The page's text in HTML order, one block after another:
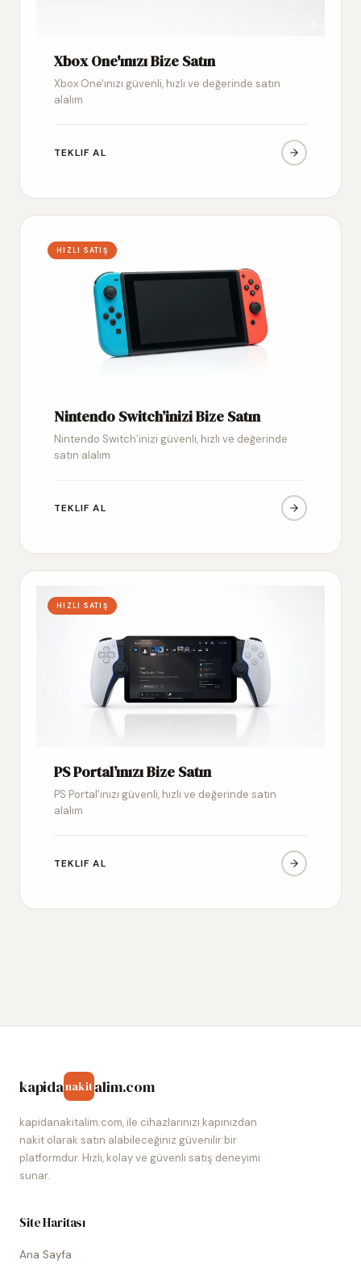
Xbox One'ınızı Bize Satın
Xbox One'ınızı güvenli, hızlı ve değerinde satın
alalım
TEKLIF AL
HIZLI SATIŞ
Nintendo Switch’inizi Bize Satın
Nintendo Switch’inizi güvenli, hızlı ve değerinde
satın alalım
TEKLIF AL
HIZLI SATIŞ
PS Portal’ınızı Bize Satın
PS Portal’ınızı güvenli, hızlı ve değerinde satın
alalım
TEKLIF AL
kapidanakitalim.com
kapidanakitalim.com, ile cihazlarınızı kapınızdan
nakit olarak satın alabileceğiniz güvenilir bir
platformdur. Hızlı, kolay ve güvenli satış deneyimi
sunar.
Site Haritası
Ana Sayfa